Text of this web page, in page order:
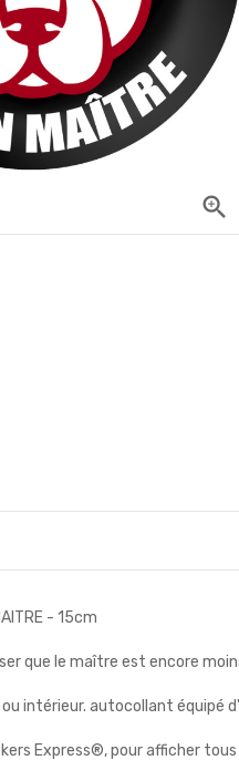
zoom_in
- 15cm
que le maître est encore
intérieur. autocollant équipé
Express®, pour afficher tous